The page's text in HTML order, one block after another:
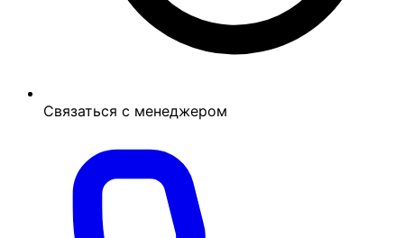
Связаться с менеджером